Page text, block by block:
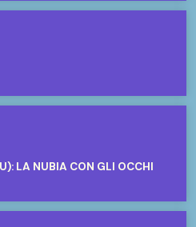
LA NUBIA CON GLI OCCHI